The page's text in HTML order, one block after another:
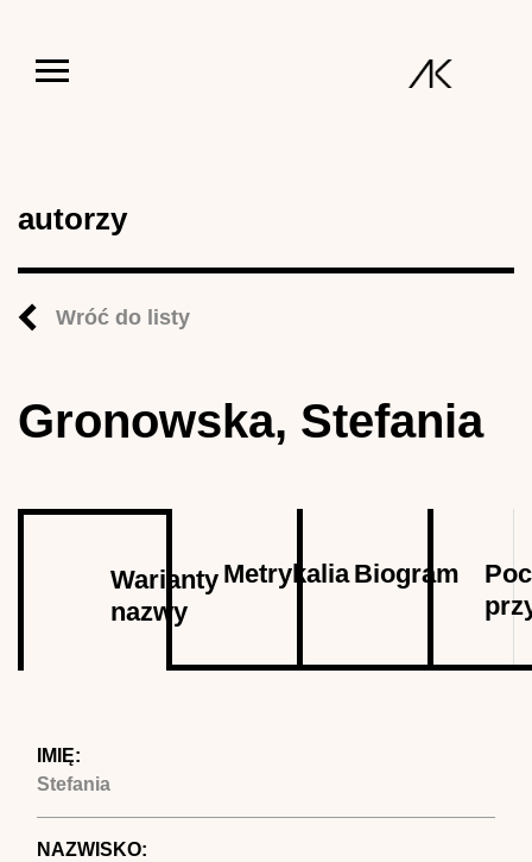
autorzy
Wróć do listy
Gronowska, Stefania
Warianty
nazwy
karta)
MetrykaliaBiogram
IMIĘ:
Stefania
NAZWISKO: